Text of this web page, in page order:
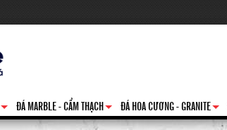
+ +
ĐÁ MARBLE - CẨM THẠCH
+
ĐÁ HOA CƯƠNG - GRANITE